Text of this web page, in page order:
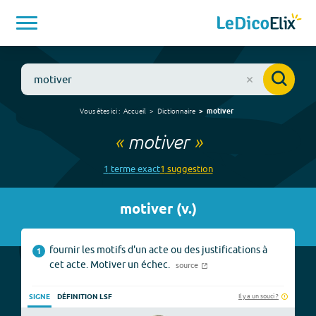
Vous êtes ici : Accueil Dictionnaire motiver
« motiver»
1 termeexact1 suggestion
motiver(v.)
1
fournir les motifs d'un acte ou des justifications à
cet acte. Motiver un échec.
source
SIGNE DÉFINITION LSF Il y a un souci ?